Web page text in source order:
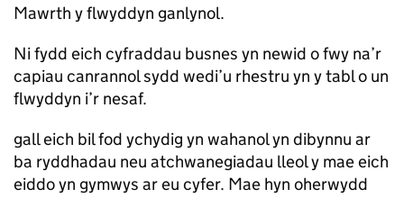
Mawrth y flwyddyn ganlynol.
Ni fydd eich cyfraddau busnes yn newid o fwy na’r
capiau canrannol sydd wedi’u rhestru yn y tabl o un
flwyddyn i’r nesaf.
gall eich bil fod ychydig yn wahanol yn dibynnu ar
ba ryddhadau neu atchwanegiadau lleol y mae eich
eiddo yn gymwys ar eu cyfer. Mae hyn oherwydd